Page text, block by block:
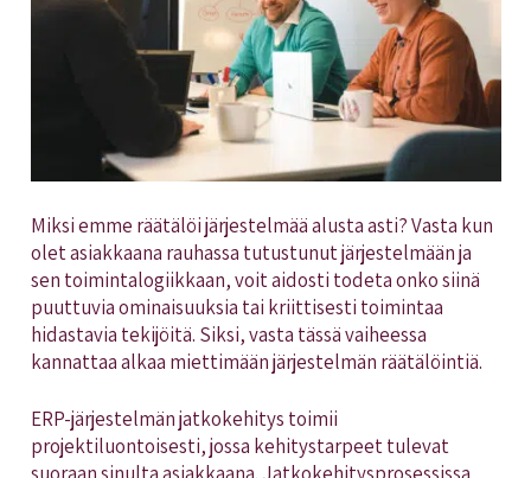
Miksi emme räätälöi järjestelmää alusta asti? Vasta kun
olet asiakkaana rauhassa tutustunut järjestelmään ja
sen toimintalogiikkaan, voit aidosti todeta onko siinä
puuttuvia ominaisuuksia tai kriittisesti toimintaa
hidastavia tekijöitä. Siksi, vasta tässä vaiheessa
kannattaa alkaa miettimään järjestelmän räätälöintiä.
ERP-järjestelmän jatkokehitys toimii
projektiluontoisesti, jossa kehitystarpeet tulevat